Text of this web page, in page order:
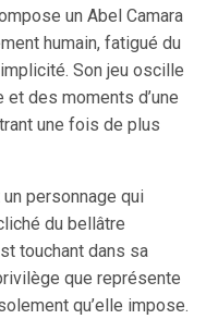
un Abel Camara
humain, fatigué du
Son jeu oscille
des moments d’une
une fois de plus
un personnage qui
du bellâtre
touchant dans sa
que représente
qu’elle impose.